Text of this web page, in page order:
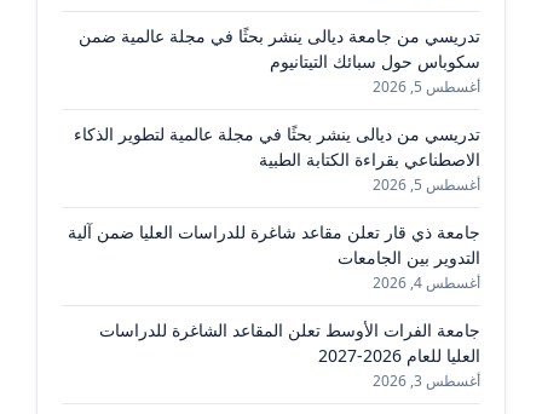
تدريسي من جامعة ديالى ينشر بحثًا في مجلة عالمية ضمن
سكوباس حول سبائك التيتانيوم
أغسطس 5, 2026
تدريسي من ديالى ينشر بحثًا في مجلة عالمية لتطوير الذكاء
الاصطناعي بقراءة الكتابة الطبية
أغسطس 5, 2026
جامعة ذي قار تعلن مقاعد شاغرة للدراسات العليا ضمن آلية
التدوير بين الجامعات
أغسطس 4, 2026
جامعة الفرات الأوسط تعلن المقاعد الشاغرة للدراسات
العليا للعام 2026-2027
أغسطس 3, 2026